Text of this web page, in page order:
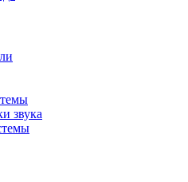
звука